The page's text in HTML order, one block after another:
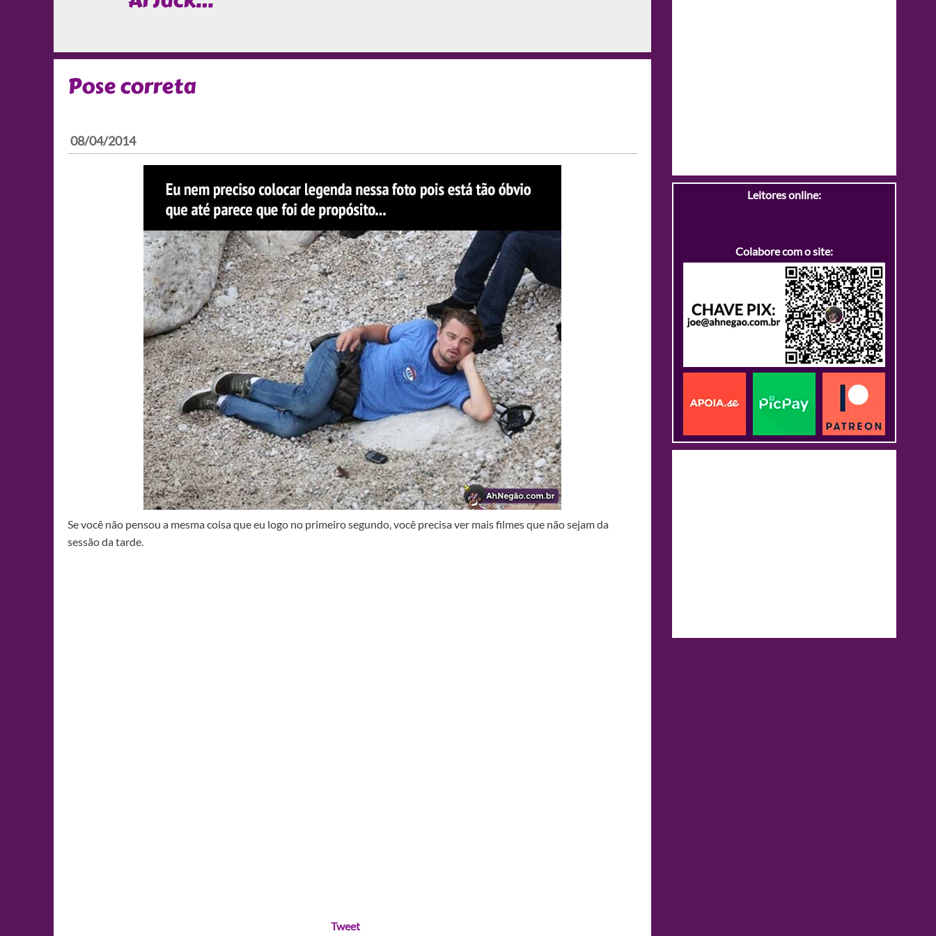
Pose correta
08/04/2014
Se você não pensou a mesma coisa que eu logo no primeiro segundo, você precisa ver mais filmes que não sejam da
sessão da tarde.
Tweet
Leitores online:
Colabore com o site: